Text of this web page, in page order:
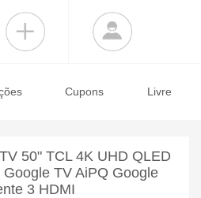
Cupons Livre
50" TCL 4K UHD QLED
Google TV AiPQ Google
3 HDMI